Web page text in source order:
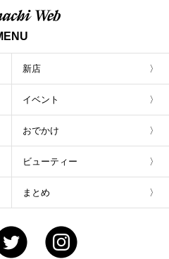
新店
イベント
おでかけ
ビューティー
まとめ